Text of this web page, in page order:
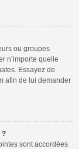
ou groupes
n’importe quelle
Essayez de
afin de lui demander
?
sont accordées